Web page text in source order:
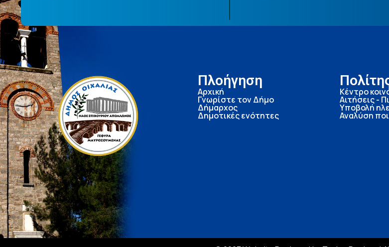
Πλοήγηση
Αρχική
Γνωρίστε τον Δήμο
Δήμαρχος
Δημοτικές ενότητες
Κέντρο
Αιτήσεις -
Υποβολή
Αναλύση